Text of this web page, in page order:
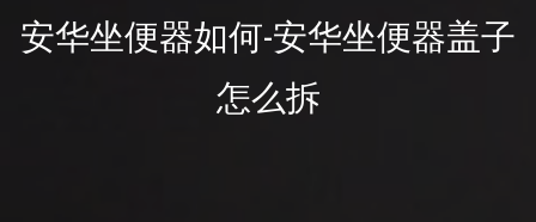
安华坐便器如何-安华坐便器盖子
怎么拆